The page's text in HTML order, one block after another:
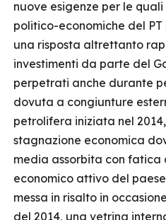
nuove esigenze per le
politico-economiche del
una risposta altrettanto
investimenti da parte del
perpetrati anche durante
dovuta a congiunture
petrolifera iniziata nel
stagnazione economica
media assorbita con fatica
economico attivo del
messa in risalto in
del 2014, una vetrina